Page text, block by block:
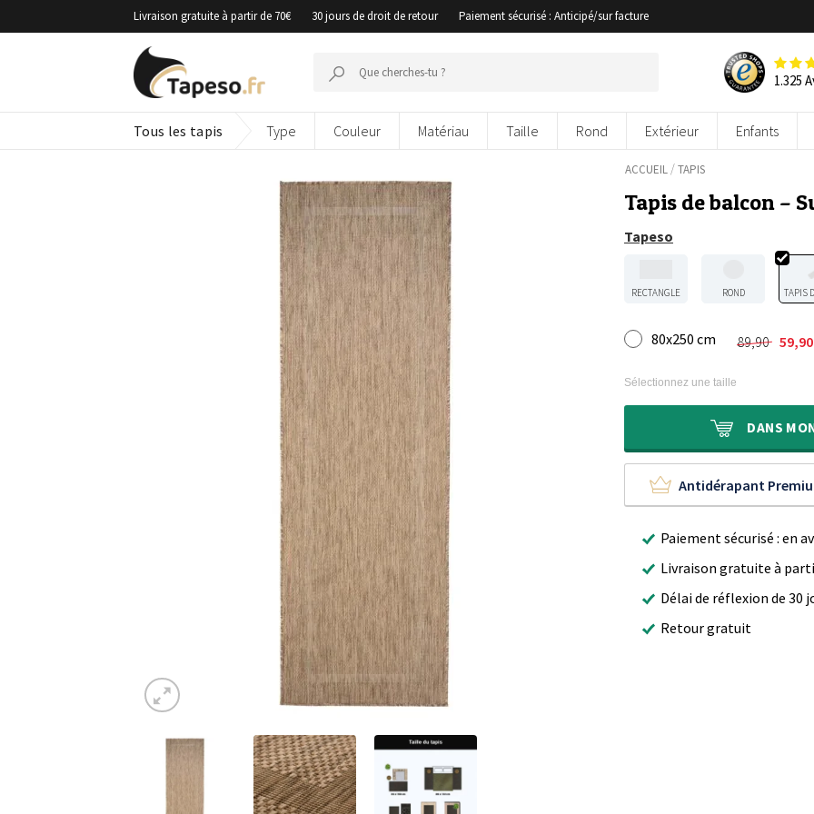
au
Livraison gratuite à partir de 70€ 30 jours de droit de retour Paiement sécurisé : Anticipé/sur facture
pour :
1.325
Tous les tapis Type Couleur Matériau Taille Rond Extérieur Enfants
ACCUEIL/TAPIS
Tapis de balcon –
Tapeso
RECTANGLE ROND TAPIS
80x250 cm 89,90
Le
initial
était :
89,90 €.
59,90
Le
actuel
est :
59,90 €.
Sélectionnez une taille
DANS
Antidérapant
Paiement sécurisé : en
Livraison gratuite à
Délai de réflexion de 30
Retour gratuit